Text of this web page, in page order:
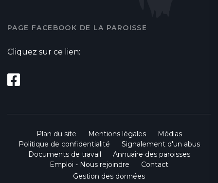
PAGE FACEBOOK DE LA PAROISSE
Cliquez sur ce lien:
Plan du site Mentions légales
Médias
Politique de confidentialité
Signalement d'un abus
Documents de travail
Annuaire des paroisses
Emploi - Nous rejoindre
Contact
Gestion des données